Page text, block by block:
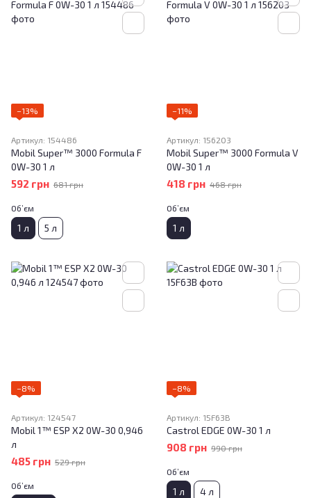
−13%
Артикул: 154486
Mobil Super™ 3000 Formula F
0W-30 1 л
592 грн 681 грн
Об’єм
1 л 5 л
−11%
Артикул: 156203
Mobil Super™ 3000 Formula V
0W-30 1 л
418 грн 468 грн
Об’єм
1 л
−8%
Артикул: 124547
Mobil 1™ ESP X2 0W-30 0,946
л
485 грн 529 грн
Об’єм
−8%
Артикул: 15F63B
Castrol EDGE 0W-30 1 л
908 грн 990 грн
Об’єм
1 л 4 л